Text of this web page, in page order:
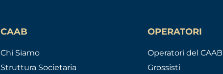
CAAB
Chi Siamo
Struttura Societaria
OPERATORI
Operatori del CAAB
Grossisti